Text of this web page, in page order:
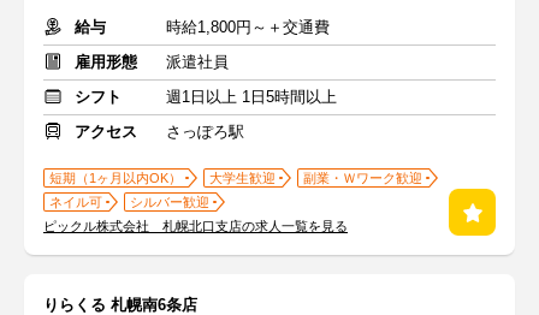
給与
時給1,800円～＋交通費
雇用形態
派遣社員
シフト
週1日以上 1日5時間以上
アクセス
さっぽろ駅
短期（1ヶ月以内OK） 大学生歓迎
副業・Ｗワーク歓迎
ネイル可
シルバー歓迎
ピックル株式会社 札幌北口支店の求人一覧を見る
りらくる 札幌南6条店